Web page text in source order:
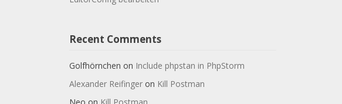
Recent Comments
Golfhörnchen on Include phpstan in PhpStorm
Alexander Reifingeron Kill Postman